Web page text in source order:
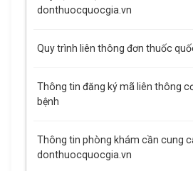
donthuocquocgia.vn
Quy trình liên thông đơn thuốc
Thông tin đăng ký mã liên thông
bệnh
Thông tin phòng khám cần cung
donthuocquocgia.vn